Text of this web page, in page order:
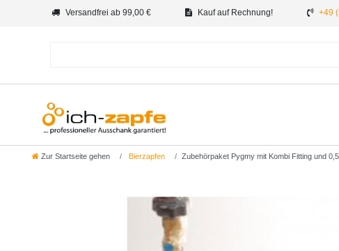
Versandfrei ab 99,00 € Kauf auf Rechnung! +49
Zur Startseite gehen Bierzapfen Zubehörpaket Pygmy mit Kombi Fitting und